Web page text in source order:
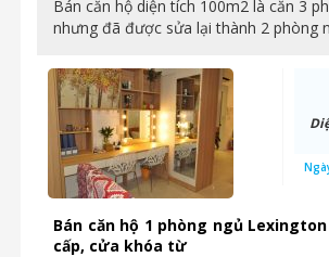
Bán căn hộ diện tích 100m2 là căn 3
nhưng đã được sửa lại thành 2 phòng
Bán căn hộ 1 phòng ngủ
cấp, cửa khóa từ